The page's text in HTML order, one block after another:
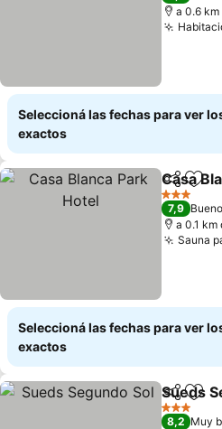
a 0.6 km
Seleccioná las fechas para ver
exactos
Casa
3 Estrellas
7,9 Bueno
a 0.1 km
Sauna
Seleccioná las fechas para ver
exactos
Sueds
3 Estrellas
8,2 Muy